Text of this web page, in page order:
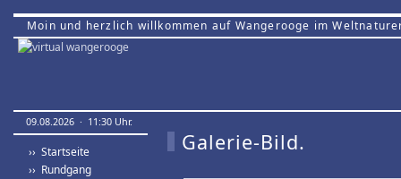
Moin und herzlich willkommen auf Wangerooge im
09.08.2026 · 11:30 Uhr.
›› Startseite
›› Rundgang
Galerie-Bild.